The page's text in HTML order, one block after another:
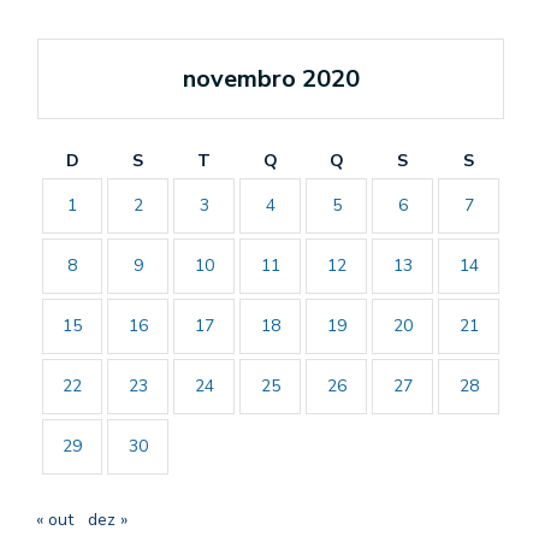
novembro 2020
D S T Q Q S
S
1
2 3 4 5 6 7
8 9 10 11 12 13 14
15 16 17 18 19 20 21
22 23 24 25 26 27 28
29 30
« out dez »